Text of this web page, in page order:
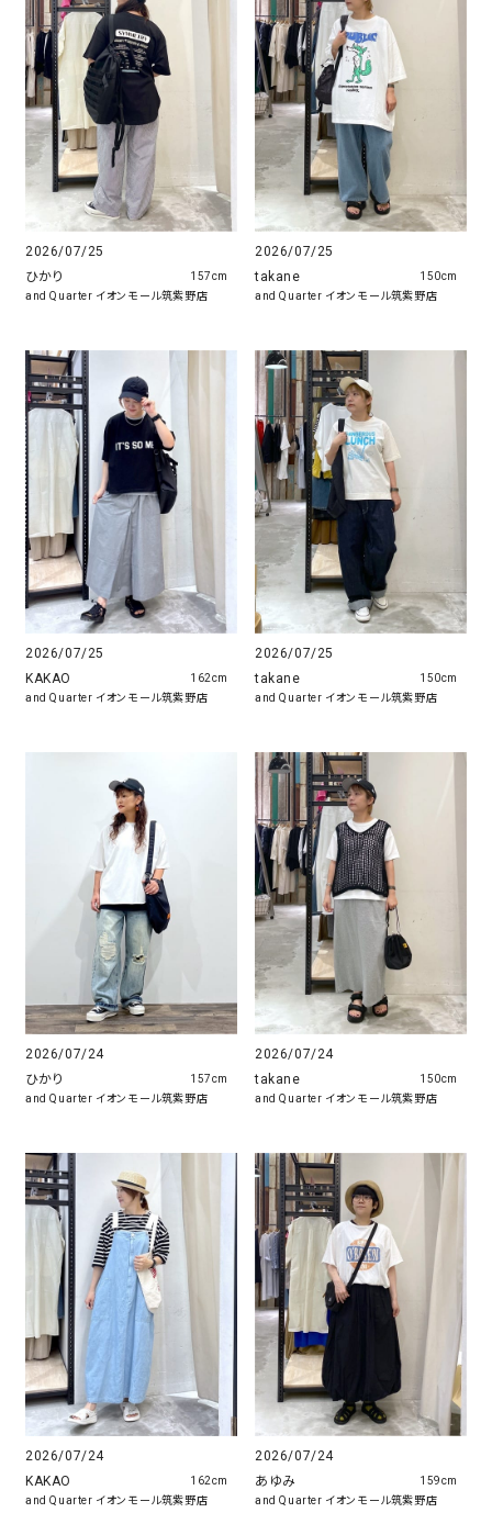
2026/07/25
ひかり
and Quarter イオンモール筑紫野店
157cm
2026/07/25
takane
and Quarter イオンモール筑紫野店
150cm
2026/07/25
KAKAO
and Quarter イオンモール筑紫野店
162cm
2026/07/25
takane
and Quarter イオンモール筑紫野店
150cm
2026/07/24
ひかり
and Quarter イオンモール筑紫野店
157cm
2026/07/24
takane
and Quarter イオンモール筑紫野店
150cm
2026/07/24
KAKAO
and Quarter イオンモール筑紫野店
162cm
2026/07/24
あゆみ
and Quarter イオンモール筑紫野店
159cm